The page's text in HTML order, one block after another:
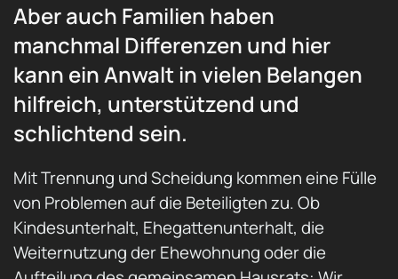
Aber auch Familien haben
manchmal Differenzen und hier
kann ein Anwalt in vielen Belangen
hilfreich, unterstützend und
schlichtend sein.
Mit Trennung und Scheidung kommen eine Fülle
von Problemen auf die Beteiligten zu. Ob
Kindesunterhalt, Ehegattenunterhalt, die
Weiternutzung der Ehewohnung oder die